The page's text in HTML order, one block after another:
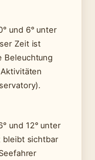
und 6° unter
Zeit ist
Beleuchtung
und 12° unter
bleibt sichtbar